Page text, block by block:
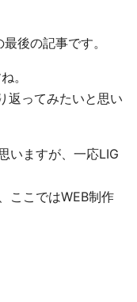
後の記事です。
。
返ってみたいと思い
いますが、一応LIG
ここではWEB制作